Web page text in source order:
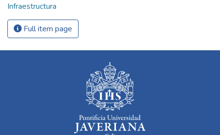
Infraestructura
Full item page